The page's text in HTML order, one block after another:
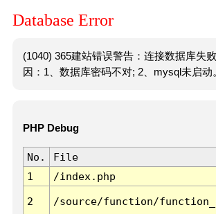
Database Error
(1040) 365建站错误警告：连接数据库失
因：1、数据库密码不对; 2、mysql未启动
PHP Debug
No. File
1
/index.php
2 /source/function/